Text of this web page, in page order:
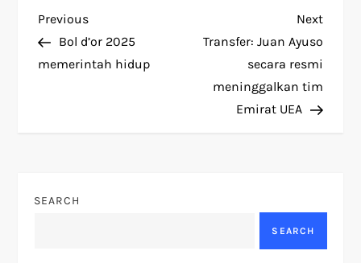
P
o
a
Previous
Post
Previous
Bol d’or 2025
memerintah hidup
Next
Post
Next
Transfer: Juan Ayuso
secara resmi
meninggalkan tim
Emirat UEA
SEARCH
SEARCH